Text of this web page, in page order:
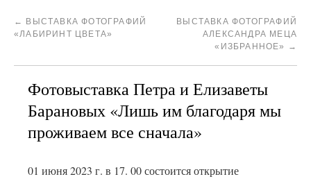
←
ВЫСТАВКА ФОТОГРАФИЙ
«ЛАБИРИНТ ЦВЕТА»
ВЫСТАВКА ФОТОГРАФИЙ
АЛЕКСАНДРА МЕЦА
«ИЗБРАННОЕ»
→
Фотовыставка Петра и Елизаветы
Барановых «Лишь им благодаря мы
проживаем все сначала»
01 июня 2023 г. в 17. 00 состоится открытие